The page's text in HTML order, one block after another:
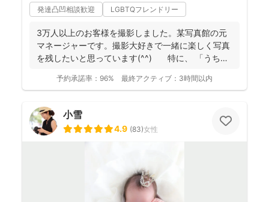
発達凸凹相談歓迎 LGBTQフレンドリー
3万人以上のお客様を撮影しました。某写真館の元
マネージャーです。撮影大好きで一緒に楽しく写真
を残したいと思っています(^^) 特に、 「うち
予約承諾率： 96% 最終アクティブ： 3時間以内
小雪
4.9 (83)女性